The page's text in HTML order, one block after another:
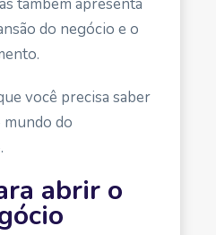
do negócio e o
você precisa saber
mundo do
abrir o